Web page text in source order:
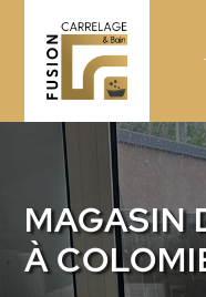
MAGASIN
À